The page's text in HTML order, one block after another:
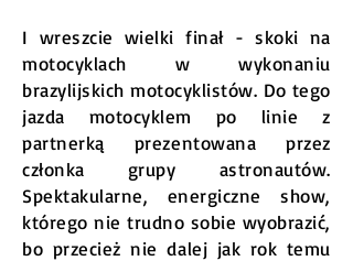
I wreszcie wielki finał - skoki na
motocyklach w wykonaniu
brazylijskich motocyklistów. Do tego
jazda motocyklem po linie z
partnerką prezentowana przez
członka grupy astronautów.
Spektakularne, energiczne show,
którego nie trudno sobie wyobrazić,
bo przecież nie dalej jak rok temu